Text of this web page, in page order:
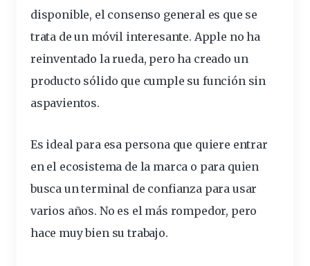
disponible, el consenso general es que se
trata de un móvil interesante. Apple no ha
reinventado la rueda, pero ha creado un
producto sólido que cumple su función sin
aspavientos.
Es ideal para esa persona que quiere entrar
en el ecosistema de la marca o para quien
busca un terminal de confianza para usar
varios años. No es el más rompedor, pero
hace muy bien su trabajo.